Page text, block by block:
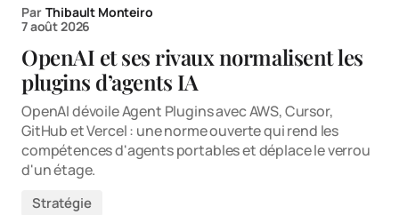
Par Thibault Monteiro
7 août 2026
OpenAI et ses rivaux normalisent les
plugins d’agents IA
OpenAI dévoile Agent Plugins avec AWS, Cursor,
GitHub et Vercel : une norme ouverte qui rend les
compétences d'agents portables et déplace le verrou
d'un étage.
Stratégie